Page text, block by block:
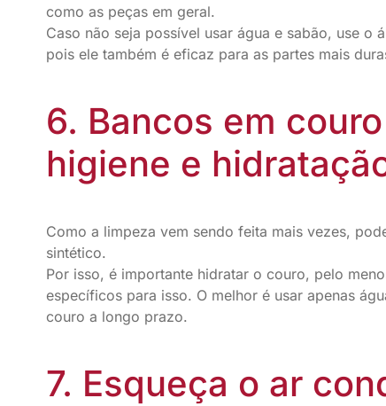
como as peças em geral.
Caso não seja possível usar água e sabão, use o
pois ele também é eficaz para as partes mais
6. Bancos em
higiene e
Como a limpeza vem sendo feita mais vezes,
sintético.
Por isso, é importante hidratar o couro, pelo
específicos para isso. O melhor é usar apenas
couro a longo prazo.
7. Esqueça o ar